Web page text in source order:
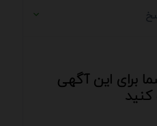
برای این آگهی